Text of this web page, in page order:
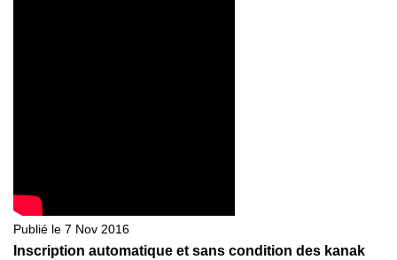
Publié le 7 Nov 2016
Inscription automatique et sans condition des kanak